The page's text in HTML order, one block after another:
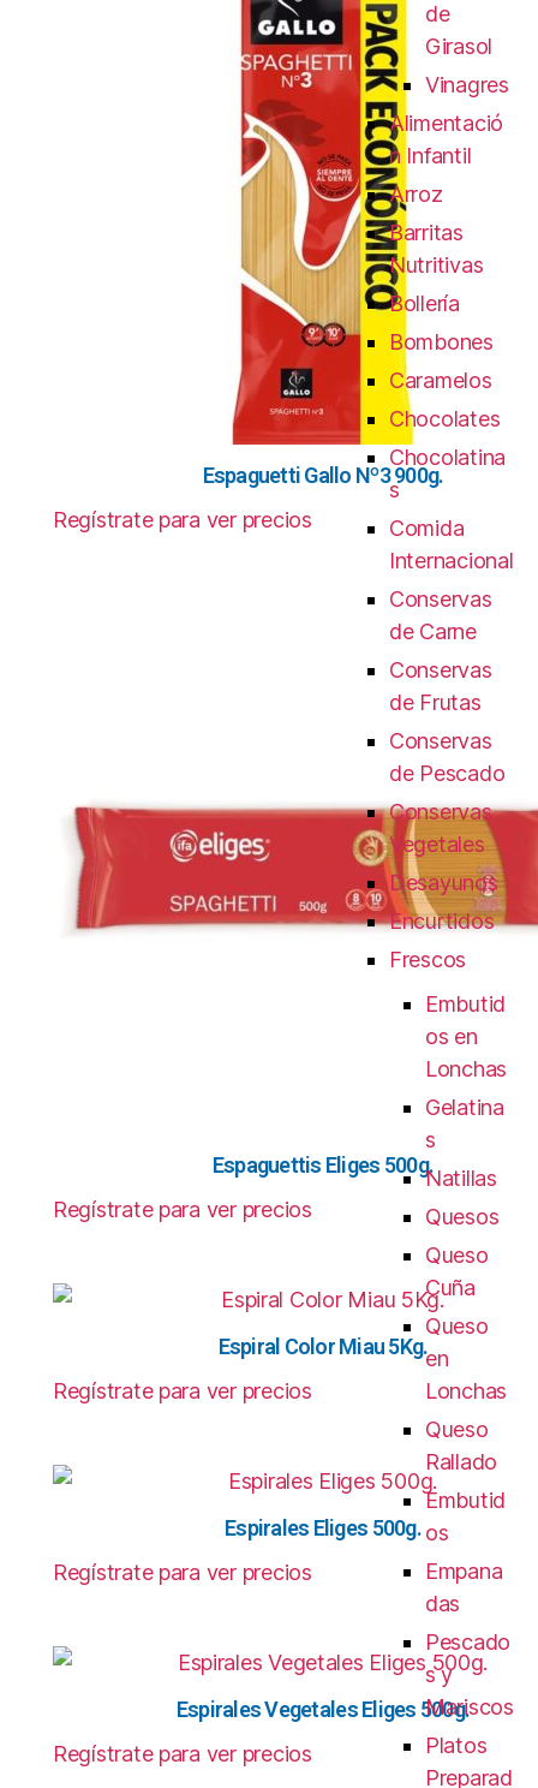
Espaguetti Gallo Nº3 900g.
Regístrate para ver precios
Espaguettis Eliges 500g.
Regístrate para ver precios
Espiral Color Miau 5Kg.
Regístrate para ver precios
Espirales Eliges 500g.
Regístrate para ver precios
Espirales Vegetales Eliges 500g.
Regístrate para ver precios
de
Girasol
Vinagres
Alimentació
n Infantil
Arroz
Barritas
Nutritivas
Bollería
Bombones
Caramelos
Chocolates
Chocolatina
s
Comida
Internacional
Conservas
de Carne
Conservas
de Frutas
Conservas
de Pescado
Conservas
Vegetales
Desayunos
Encurtidos
Frescos
Embutid
os en
Lonchas
Gelatina
s
Natillas
Quesos
Queso
Cuña
Queso
en
Lonchas
Queso
Rallado
Embutid
os
Empana
das
Pescado
s y
Mariscos
Platos
Preparad